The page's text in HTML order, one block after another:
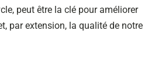
peut être la clé pour améliorer
par extension, la qualité de notre